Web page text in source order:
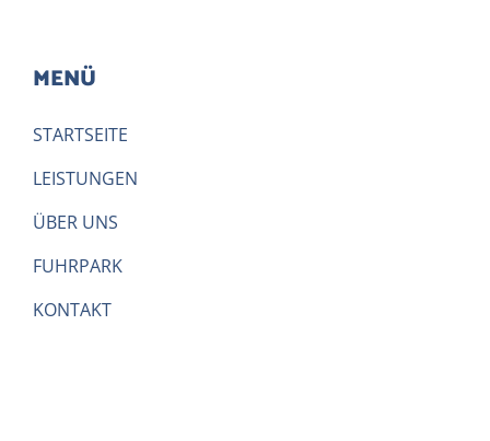
MENÜ
STARTSEITE
LEISTUNGEN
ÜBER UNS
FUHRPARK
KONTAKT